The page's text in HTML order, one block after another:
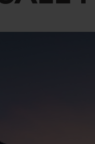
Artifex
del Vino